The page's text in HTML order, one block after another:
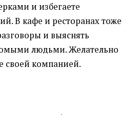
и избегаете
В кафе и ресторанах тоже
и выяснять
людьми. Желательно
своей компанией.